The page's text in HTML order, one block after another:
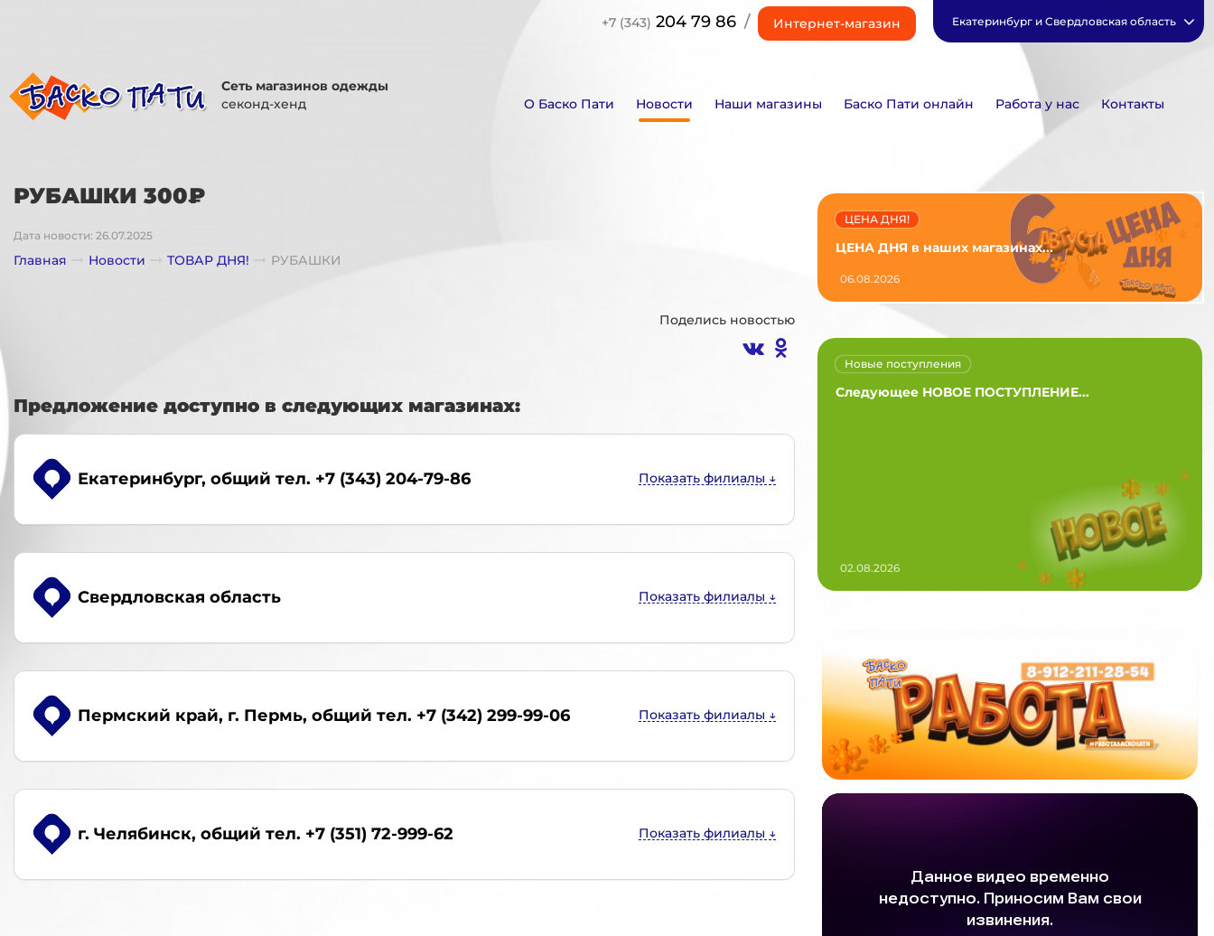
+7 (343) 204 79 86 / Интернет-магазин Екатеринбург и Свердловская область
Сеть магазинов одежды
секонд-хенд
О Баско Пати Новости Наши магазины Баско Пати онлайн Работа у нас Контакты
РУБАШКИ 300₽
Дата новости: 26.07.2025
Главная Новости ТОВАР ДНЯ! РУБАШКИ
Поделись новостью
Предложение доступно в следующих магазинах:
Екатеринбург, общий тел. +7 (343) 204-79-86
Свердловская область
Пермский край, г. Пермь, общий тел. +7 (342) 299-99-06
г. Челябинск, общий тел. +7 (351) 72-999-62
ЦЕНА ДНЯ в наших магазинах...
ЦЕНА ДНЯ!
06.08.2026
Следующее НОВОЕ ПОСТУПЛЕНИЕ...
Новые поступления
02.08.2026